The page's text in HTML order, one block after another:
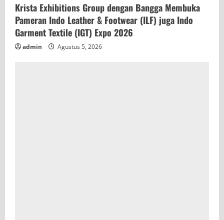
Krista Exhibitions Group dengan Bangga Membuka
Pameran Indo Leather & Footwear (ILF) juga Indo
Garment Textile (IGT) Expo 2026
admin Agustus 5, 2026